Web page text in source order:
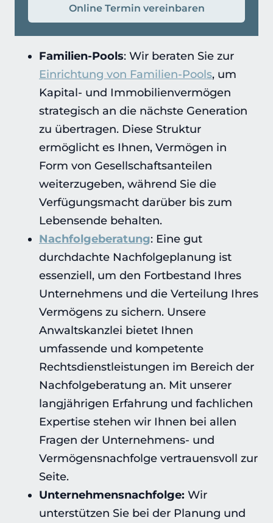
Online Termin vereinbaren
Familien-Pools: Wir beraten Sie zur
Einrichtung von Familien-Pools, um
Kapital- und Immobilienvermögen
strategisch an die nächste Generation
zu übertragen. Diese Struktur
ermöglicht es Ihnen, Vermögen in
Form von Gesellschaftsanteilen
weiterzugeben, während Sie die
Verfügungsmacht darüber bis zum
Lebensende behalten.
Nachfolgeberatung: Eine gut
durchdachte Nachfolgeplanung ist
essenziell, um den Fortbestand Ihres
Unternehmens und die Verteilung Ihres
Vermögens zu sichern. Unsere
Anwaltskanzlei bietet Ihnen
umfassende und kompetente
Rechtsdienstleistungen im Bereich der
Nachfolgeberatung an. Mit unserer
langjährigen Erfahrung und fachlichen
Expertise stehen wir Ihnen bei allen
Fragen der Unternehmens- und
Vermögensnachfolge vertrauensvoll zur
Seite.
Unternehmensnachfolge: Wir
unterstützen Sie bei der Planung und